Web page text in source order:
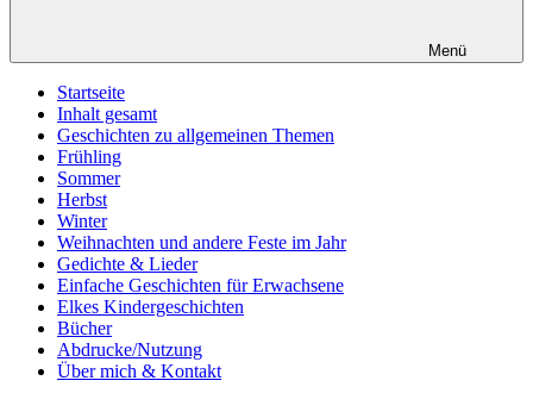
Menü
Startseite
Inhalt gesamt
Geschichten zu allgemeinen Themen
Frühling
Sommer
Herbst
Winter
Weihnachten und andere Feste im Jahr
Gedichte & Lieder
Einfache Geschichten für Erwachsene
Elkes Kindergeschichten
Bücher
Abdrucke/Nutzung
Über mich & Kontakt